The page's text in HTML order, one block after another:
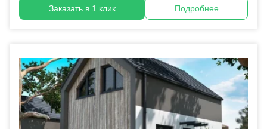
Заказать в 1 клик Подробнее